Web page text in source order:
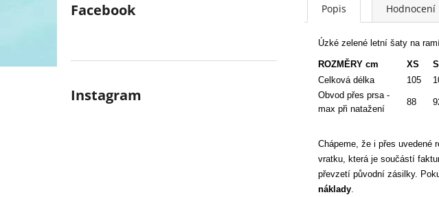
Facebook
Instagram
Popis Hodnocení
Úzké zelené letní šaty na
ROZMĚRY cm XS S
Celková délka
105
Obvod přes prsa -
max při natažení
88
Chápeme, že i přes uvedené
vratku, která je součástí
převzetí původní zásilky.
náklady.